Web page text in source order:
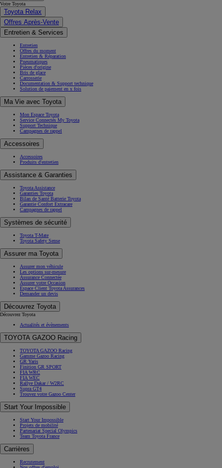
Votre Toyota
Toyota Relax
Offres Après-Vente
Entretien & Services
Entretien
Offres du moment
Entretien & Réparation
Pneumatiques
Pièces d'origine
Bris de glace
Carrosserie
Documentation & Support technique
Solution de paiement en x fois
Ma Vie avec Toyota
Mon Espace Toyota
Service Connectés My Toyota
Support Technique
Campagnes de rappel
Accessoires
Accessoires
Produits d'entretien
Assistance & Garanties
Toyota Assistance
Garanties Toyota
Bilan de Santé Batterie Toyota
Garantie Confort Extracare
Campagnes de rappel
Systèmes de sécurité
Toyota T-Mate
Toyota Safety Sense
Assurer ma Toyota
Assurer mon véhicule
Les options sur-mesure
Assurance Connectée
Assurer votre Occasion
Espace Client Toyota Assurances
Demander un devis
Découvrez Toyota
Découvrez Toyota
Actualités et évènements
TOYOTA GAZOO Racing
TOYOTA GAZOO Racing
Gamme Gazoo Racing
GR Yaris
Finition GR SPORT
FIA WRC
FIA WEC
Rallye Dakar / W2RC
Supra GT4
Trouvez votre Gazoo Center
Start Your Impossible
Start Your Impossible
Projets de mobilité
Partenariat Special Olympics
Team Toyota France
Carrières
Recrutement